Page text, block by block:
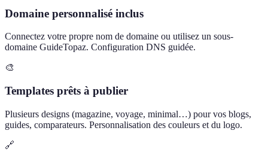
Domaine personnalisé inclus
Connectez votre propre nom de domaine ou utilisez un sous-
domaine GuideTopaz. Configuration DNS guidée.
🎨
Templates prêts à publier
Plusieurs designs (magazine, voyage, minimal…) pour vos blogs,
guides, comparateurs. Personnalisation des couleurs et du logo.
🔗